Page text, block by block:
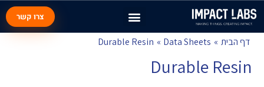
צרו קשר
דף הבית Data Sheets
Durable Resin
Durable Resin
Post